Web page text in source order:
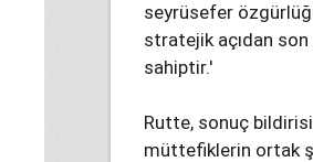
seyrüsefer
stratejik açıdan
sahiptir.'
Rutte, sonuç
müttefiklerin ortak